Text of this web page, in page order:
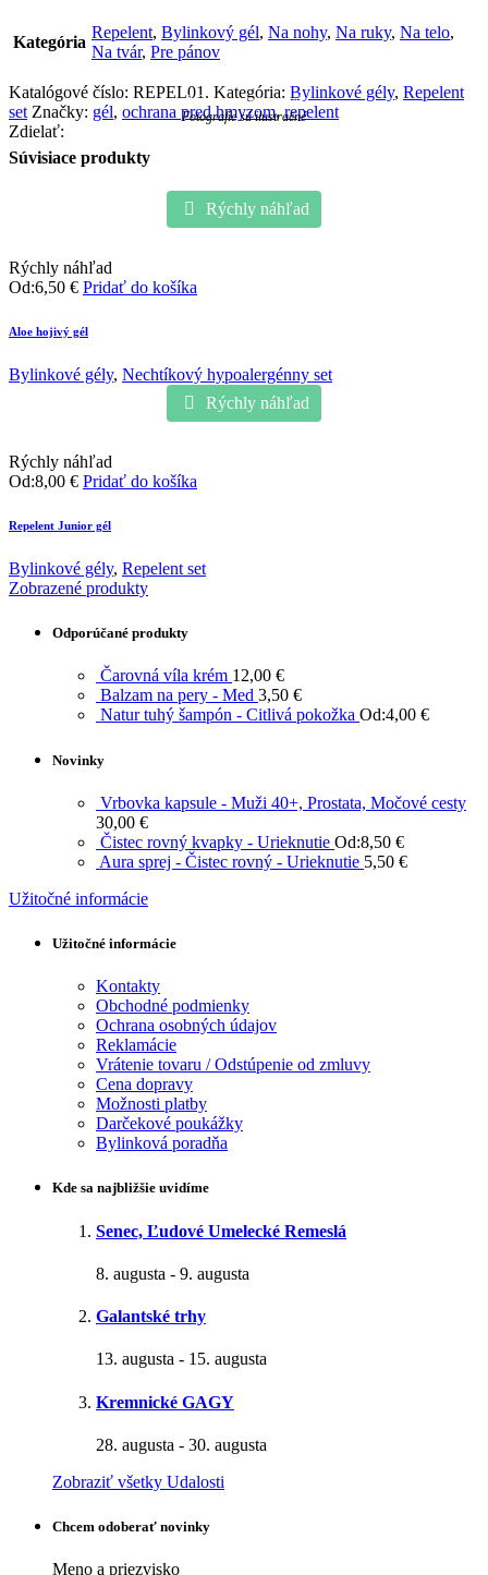
Kategória
Repelent, Bylinkový gél, Na nohy, Na ruky, Na telo,
Na tvár, Pre pánov
Katalógové číslo: REPEL01 . Kategória: Bylinkové gély, Repelent
set Značky: gél, ochrana pred hmyzom,repelent
Zdielať:
Prírodný repelent – gél
Fotografie sú ilustračné
Súvisiace produkty
Rýchly náhľad
Rýchly náhľad
Od:6,50 € Pridať do košíka
Aloe hojivý gél
Bylinkové gély, Nechtíkový hypoalergénny set
Rýchly náhľad
Rýchly náhľad
Od:8,00 € Pridať do košíka
Repelent Junior gél
Bylinkové gély, Repelent set
Zobrazené produkty
Odporúčané produkty
Čarovná víla krém 12,00 €
Balzam na pery - Med 3,50 €
Natur tuhý šampón - Citlivá pokožka Od:4,00 €
Novinky
Vrbovka kapsule - Muži 40+, Prostata, Močové cesty
30,00 €
Čistec rovný kvapky - Urieknutie Od:8,50 €
Aura sprej - Čistec rovný - Urieknutie 5,50 €
Užitočné informácie
Užitočné informácie
Kontakty
Obchodné podmienky
Ochrana osobných údajov
Reklamácie
Vrátenie tovaru / Odstúpenie od zmluvy
Cena dopravy
Možnosti platby
Darčekové poukážky
Bylinková poradňa
Kde sa najbližšie uvidíme
Senec, Ľudové Umelecké Remeslá
8. augusta - 9. augusta
Galantské trhy
13. augusta - 15. augusta
Kremnické GAGY
28. augusta - 30. augusta
Zobraziť všetky Udalosti
Chcem odoberať novinky
Meno a priezvisko